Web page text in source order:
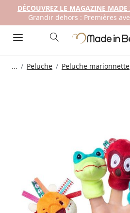
DÉCOUVREZ LE MAGAZINE
Grandir dehors : Premières
... Peluche Peluche marionnette